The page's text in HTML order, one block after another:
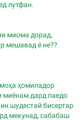
лутфан.
миома дорад,
мешавад ё не??
ҳомиладор
миёнам дард паедо
шудестай бисертар
мекунад, сабабаш